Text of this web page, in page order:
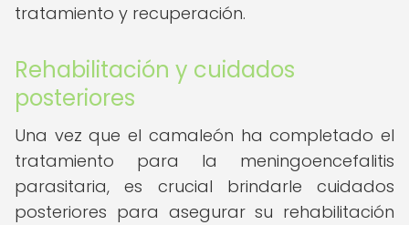
tratamiento y recuperación.
Rehabilitación y cuidados
posteriores
Una vez que el camaleón ha completado el
tratamiento para la meningoencefalitis
parasitaria, es crucial brindarle cuidados
posteriores para asegurar su rehabilitación